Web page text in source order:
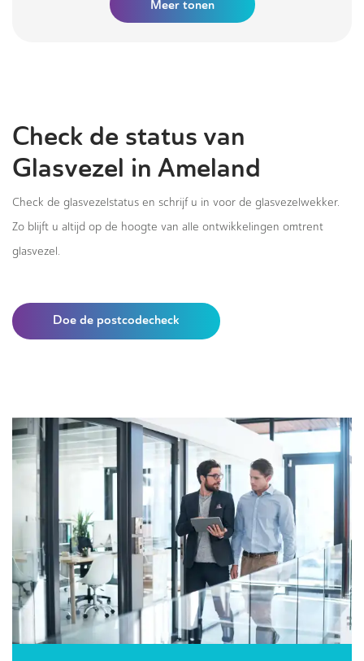
Meer tonen
Check de status van
Glasvezel in Ameland
Check de glasvezelstatus en schrijf u in voor de glasvezelwekker.
Zo blijft u altijd op de hoogte van alle ontwikkelingen omtrent
glasvezel.
Doe de postcodecheck